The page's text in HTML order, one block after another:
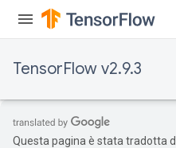
TensorFlow v2.9.3
Questa pagina è stata tradotta